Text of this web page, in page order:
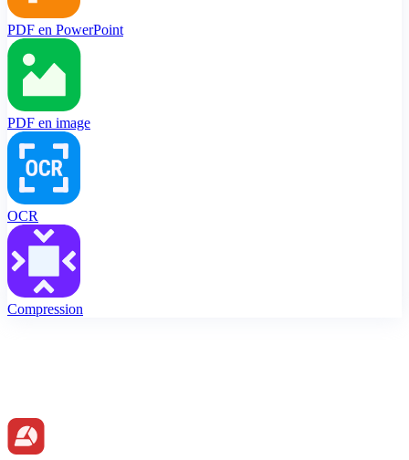
PDF en PowerPoint
PDF en image
OCR
Compression